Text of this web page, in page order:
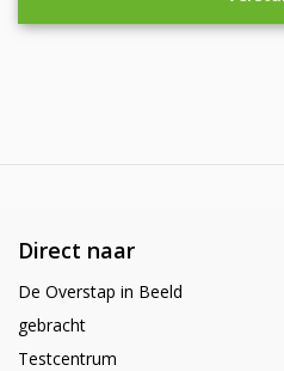
Direct naar
De Overstap in Beeld
gebracht
Testcentrum